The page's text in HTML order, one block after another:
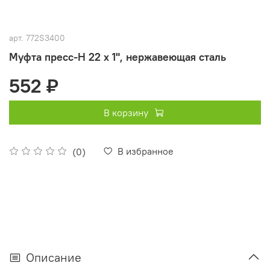
арт. 772S3400
Муфта пресс-Н 22 х 1", нержавеющая сталь
(0) В избранное
552 ₽
В корзину
Описание